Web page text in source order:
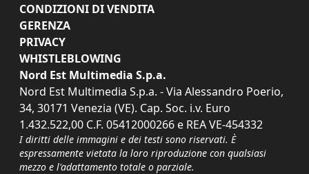
CONDIZIONI DI VENDITA
GERENZA
PRIVACY
WHISTLEBLOWING
Nord Est Multimedia S.p.a.
Nord Est Multimedia S.p.a. - Via Alessandro Poerio,
34, 30171 Venezia (VE). Cap. Soc. i.v. Euro
1.432.522,00 C.F. 05412000266 e REA VE-454332
I diritti delle immagini e dei testi sono riservati. È
espressamente vietata la loro riproduzione con qualsiasi
mezzo e l'adattamento totale o parziale.